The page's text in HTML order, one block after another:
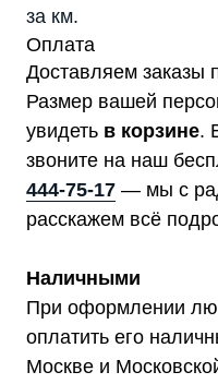
за км.
Оплата
Доставляем заказы
Размер вашей
увидеть в корзине.
звоните на наш
444-75-17 — мы с
расскажем всё
Наличными
При оформлении
оплатить его
Москве и
Телефон:
8 (800) 444-75-17